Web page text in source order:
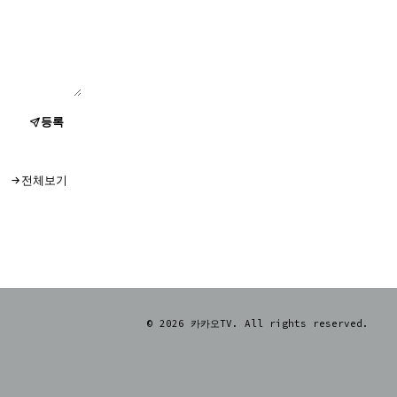
등록
전체보기
© 2026 카카오TV. All rights reserved.